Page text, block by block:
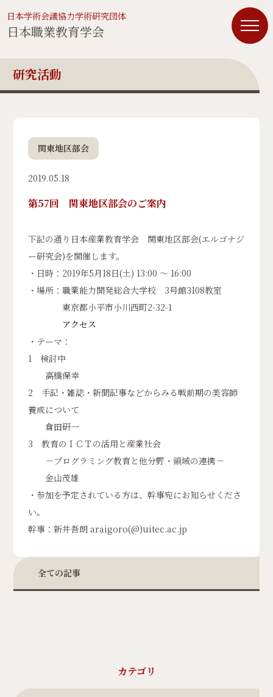
日本学術会議協力学術研究団体
日本職業教育学会
研究活動
全ての記事
カテゴリ
関東地区部会
2019.05.18
第57回 関東地区部会のご案内
下記の通り日本産業教育学会 関東地区部会(エルゴナジ
ー研究会)を開催します。
・日時：2019年5月18日(土) 13:00 ～ 16:00
・場所：職業能力開発総合大学校 3号館3108教室
東京都小平市小川西町2-32-1
アクセス
・テーマ：
1 検討中
高橋保幸
2 手記・雑誌・新聞記事などからみる戦前期の美容師
養成について
倉田研一
3 教育のＩＣＴの活用と産業社会
－プログラミング教育と他分野・領域の連携－
金山茂雄
・参加を予定されている方は、幹事宛にお知らせくださ
い。
幹事：新井吾朗 araigoro(@)uitec.ac.jp